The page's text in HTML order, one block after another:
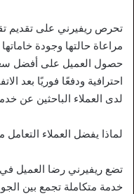
تحرص ريفيرني على تقديم
مراعاة حالتها وجودة
حصول العميل على أفضل
احترافية ودفعًا فوريًا بعد
لدى العملاء الباحثين عن
لماذا يفضل العملاء التعامل
تضع ريفيرني رضا العميل في
خدمة متكاملة تجمع بين